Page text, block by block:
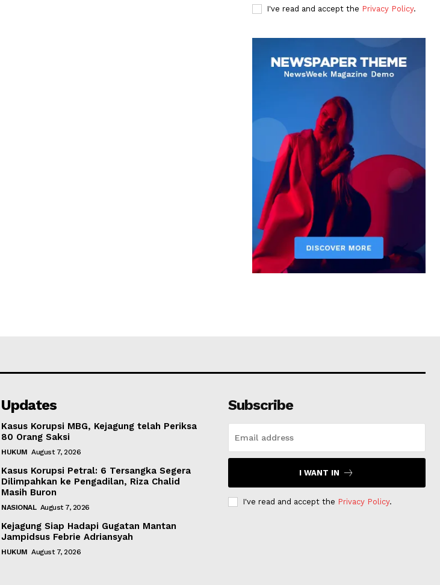
I've read and accept the Privacy Policy.
Updates
Kasus Korupsi MBG, Kejagung telah Periksa
80 Orang Saksi
HUKUM August 7, 2026
Kasus Korupsi Petral: 6 Tersangka Segera
Dilimpahkan ke Pengadilan, Riza Chalid
Masih Buron
NASIONAL August 7, 2026
Kejagung Siap Hadapi Gugatan Mantan
Jampidsus Febrie Adriansyah
HUKUM August 7, 2026
Subscribe
I WANT IN
I've read and accept the Privacy Policy.